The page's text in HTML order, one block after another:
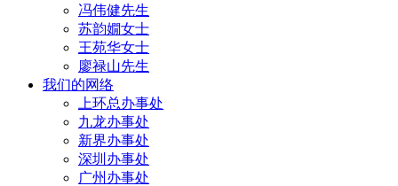
冯伟健先生
苏韵嫺女士
王苑华女士
廖禄山先生
我们的网络
上环总办事处
九龙办事处
新界办事处
深圳办事处
广州办事处